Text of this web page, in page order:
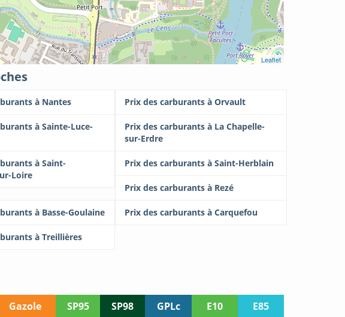
Leaflet
à Nantes Prix des carburants à Orvault
à Sainte-Luce-
Prix des carburants à La Chapelle-
sur-Erdre
à Saint-
Loire
Prix des carburants à Saint-Herblain
Prix des carburants à Rezé
à Basse-Goulaine Prix des carburants à Carquefou
à Treillières
Gazole SP95 SP98 GPLc E10
E85